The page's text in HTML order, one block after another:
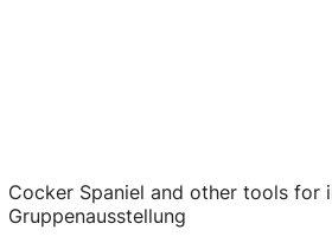
Cocker Spaniel and other tools for
Gruppenausstellung